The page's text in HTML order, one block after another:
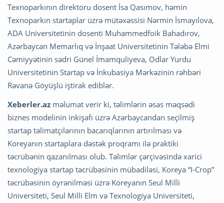
Texnoparkının direktoru dosent İsa Qasımov, həmin
Texnoparkın startaplar üzrə mütəxəssisi Nərmin İsmayılova,
ADA Universitetinin dosenti Muhammedfoik Bahadırov,
Azərbaycan Memarlıq və İnşaat Universitetinin Tələbə Elmi
Cəmiyyətinin sədri Günel İmamquliyeva, Odlar Yurdu
Universitetinin Startap və İnkubasiya Mərkəzinin rəhbəri
Rəvanə Göyüşlü iştirak ediblər.
Xeberler.az məlumat verir ki, təlimlərin əsas məqsədi
biznes modelinin inkişafı üzrə Azərbaycandan seçilmiş
startap təlimatçılarının bacarıqlarının artırılması və
Koreyanın startaplara dəstək proqramı ilə praktiki
təcrübənin qazanılması olub. Təlimlər çərçivəsində xarici
texnologiya startap təcrübəsinin mübadiləsi, Koreya “I-Crop”
təcrübəsinin öyrənilməsi üzrə Koreyanın Seul Milli
Universiteti, Seul Milli Elm və Texnologiya Universiteti,